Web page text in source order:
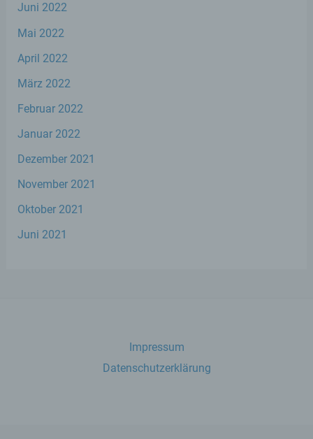
Juni 2022
Mai 2022
April 2022
März 2022
Februar 2022
Januar 2022
Dezember 2021
November 2021
Oktober 2021
Juni 2021
Impressum
Datenschutzerklärung
und Mittel der Verarbeitung von
das Recht der Mitgliedstaaten vorgegeben,
so kann der Verantwortliche
beziehungsweise können die bestimmten
Kriterien seiner Benennung nach dem
Mitgliedstaaten vorgesehen werden.
h) Auftragsverarbeiter
Auftragsverarbeiter ist eine natürliche oder
oder andere Stelle, die personenbezogene
Empfänger ist eine natürliche oder
oder andere Stelle, der personenbezogene